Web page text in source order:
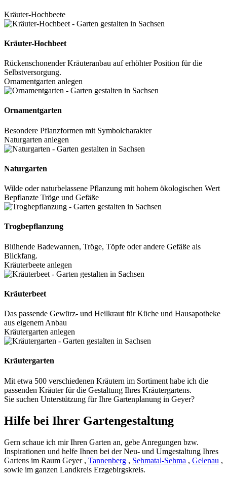
Kräuter-Hochbeete
Kräuter-Hochbeet
Rückenschonender Kräuteranbau auf erhöhter Position für die
Selbstversorgung.
Ornamentgarten anlegen
Ornamentgarten
Besondere Pflanzformen mit Symbolcharakter
Naturgarten anlegen
Naturgarten
Wilde oder naturbelassene Pflanzung mit hohem ökologischen Wert
Bepflanzte Tröge und Gefäße
Trogbepflanzung
Blühende Badewannen, Tröge, Töpfe oder andere Gefäße als
Blickfang.
Kräuterbeete anlegen
Kräuterbeet
Das passende Gewürz- und Heilkraut für Küche und Hausapotheke
aus eigenem Anbau
Kräutergarten anlegen
Kräutergarten
Mit etwa 500 verschiedenen Kräutern im Sortiment habe ich die
passenden Kräuter für die Gestaltung Ihres Kräutergartens.
Sie suchen Unterstützung für Ihre Gartenplanung in Geyer?
Hilfe bei Ihrer Gartengestaltung
Gern schaue ich mir Ihren Garten an, gebe Anregungen bzw.
Inspirationen und helfe Ihnen bei der Neu- und Umgestaltung Ihres
Gartens im Raum Geyer , Tannenberg , Sehmatal-Sehma , Gelenau ,
sowie im ganzen Landkreis Erzgebirgskreis.